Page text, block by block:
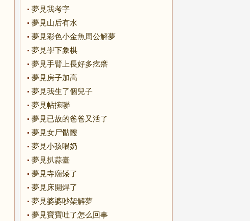
夢見我考字
夢見山后有水
夢見彩色小金魚周公解夢
夢見學下象棋
夢見手臂上長好多疙瘩
夢見房子加高
夢見我生了個兒子
夢見帖捥聯
夢見已故的爸爸又活了
夢見女尸骷髏
夢見小孩喂奶
夢見扒蒜臺
夢見寺廟矮了
夢見床開焊了
夢見婆婆吵架解夢
夢見寶寶吐了怎么回事